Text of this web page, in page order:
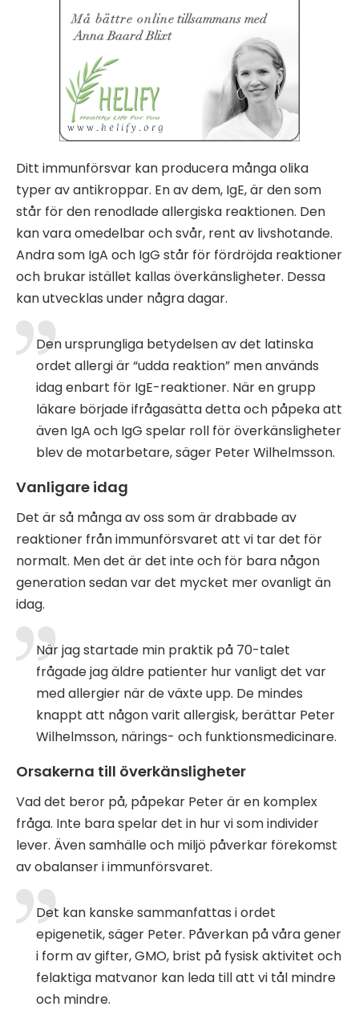
Ditt immunförsvar kan producera många olika
typer av antikroppar. En av dem, IgE, är den som
står för den renodlade allergiska reaktionen. Den
kan vara omedelbar och svår, rent av livshotande.
Andra som IgA och IgG står för fördröjda reaktioner
och brukar istället kallas överkänsligheter. Dessa
kan utvecklas under några dagar.
Den ursprungliga betydelsen av det latinska
ordet allergi är “udda reaktion” men används
idag enbart för IgE-reaktioner. När en grupp
läkare började ifrågasätta detta och påpeka att
även IgA och IgG spelar roll för överkänsligheter
blev de motarbetare, säger Peter Wilhelmsson.
Vanligare idag
Det är så många av oss som är drabbade av
reaktioner från immunförsvaret att vi tar det för
normalt. Men det är det inte och för bara någon
generation sedan var det mycket mer ovanligt än
idag.
När jag startade min praktik på 70-talet
frågade jag äldre patienter hur vanligt det var
med allergier när de växte upp. De mindes
knappt att någon varit allergisk, berättar Peter
Wilhelmsson, närings- och funktionsmedicinare.
Orsakerna till överkänsligheter
Vad det beror på, påpekar Peter är en komplex
fråga. Inte bara spelar det in hur vi som individer
lever. Även samhälle och miljö påverkar förekomst
av obalanser i immunförsvaret.
Det kan kanske sammanfattas i ordet
epigenetik, säger Peter. Påverkan på våra gener
i form av gifter, GMO, brist på fysisk aktivitet och
felaktiga matvanor kan leda till att vi tål mindre
och mindre.